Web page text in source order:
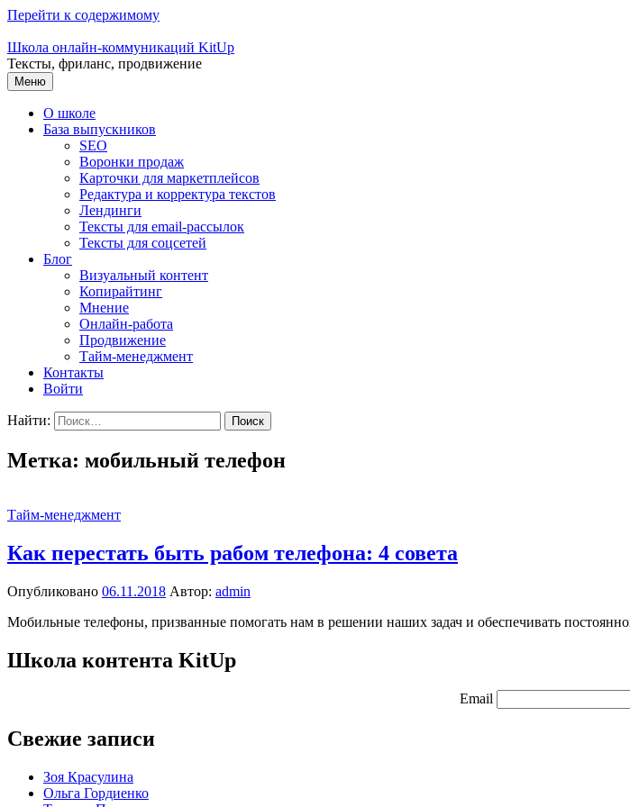
Перейти к содержимому
Школа онлайн-коммуникаций KitUp
Тексты, фриланс, продвижение
Меню
О школе
База выпускников
SEO
Воронки продаж
Карточки для маркетплейсов
Редактура и корректура текстов
Лендинги
Тексты для email-рассылок
Тексты для соцсетей
Блог
Визуальный контент
Копирайтинг
Мнение
Онлайн-работа
Продвижение
Тайм-менеджмент
Контакты
Войти
Найти:
Метка: мобильный телефон
Тайм-менеджмент
Как перестать быть рабом телефона: 4 совета
Опубликовано 06.11.2018 Автор: admin
Мобильные телефоны, призванные помогать нам в решении наших задач и обеспечивать
Школа контента KitUp
Email
Свежие записи
Зоя Красулина
Ольга Гордиенко